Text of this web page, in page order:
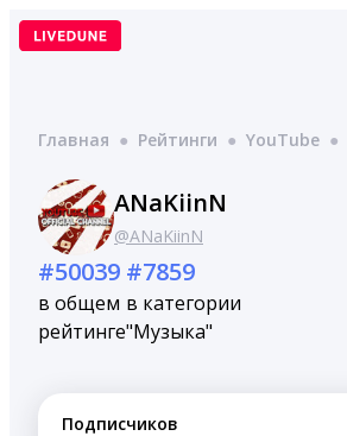
Перейти
Главная ● Рейтинги ● YouTube ●
ANaKiinN
@ANaKiinN
#50039
в общем
рейтинге
#7859
в категории
"Музыка"
Подписчиков